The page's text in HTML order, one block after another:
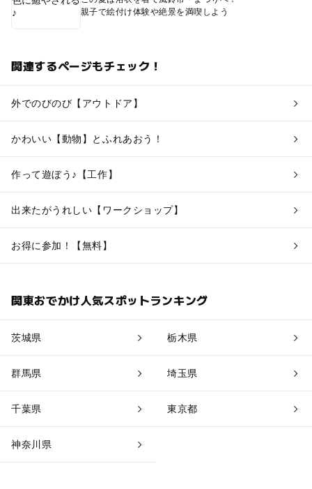
親子で絵付け体験や絶景を満喫しよう
関連するページもチェック！
外でのびのび【アウトドア】
かわいい【動物】とふれあおう！
作って遊ぼう♪【工作】
出来たがうれしい【ワークショップ】
お得に参加！【無料】
関東おでかけ人気スポットランキング
茨城県 栃木県
群馬県 埼玉県
千葉県 東京都
神奈川県